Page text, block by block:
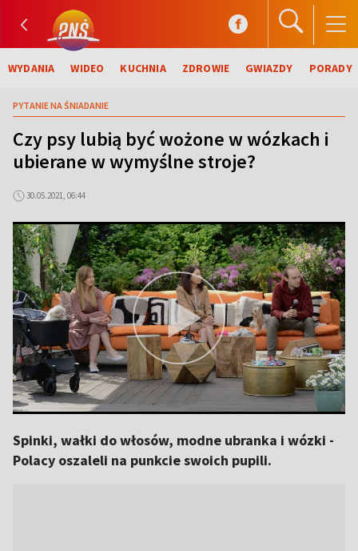
WYDANIA WIDEO KUCHNIA ZDROWIE GWIAZDY PORADY
PYTANIE NA ŚNIADANIE
Czy psy lubią być wożone w wózkach i
ubierane w wymyślne stroje?
30.05.2021, 06:44
Spinki, wałki do włosów, modne ubranka i wózki -
Polacy oszaleli na punkcie swoich pupili.